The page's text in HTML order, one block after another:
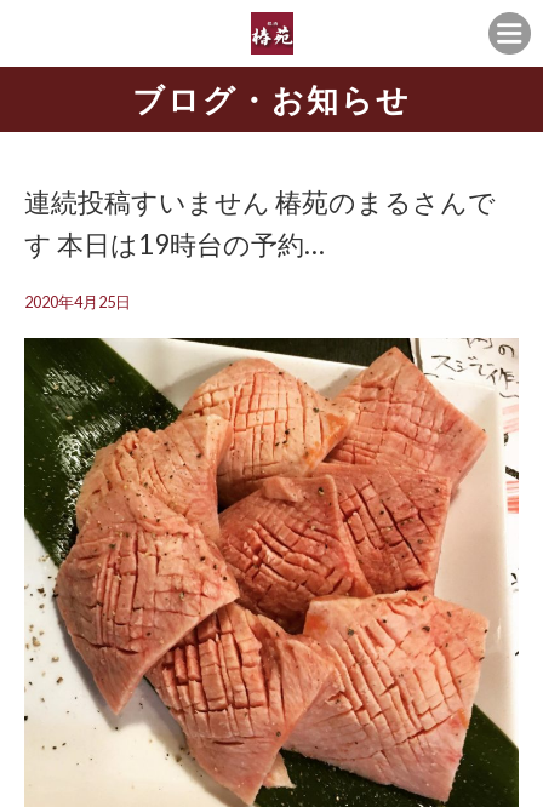
ブログ・お知らせ
連続投稿すいません 椿苑のまるさんで
す 本日は19時台の予約…
2020年4月25日